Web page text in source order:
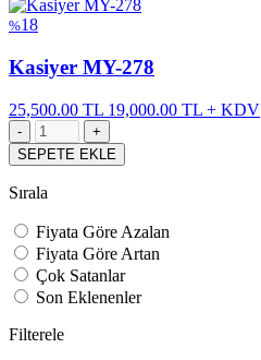
%18
Kasiyer MY-278
25,500.00 TL 19,000.00 TL + KDV
SEPETE EKLE
Sırala
Fiyata Göre Azalan
Fiyata Göre Artan
Çok Satanlar
Son Eklenenler
Filterele